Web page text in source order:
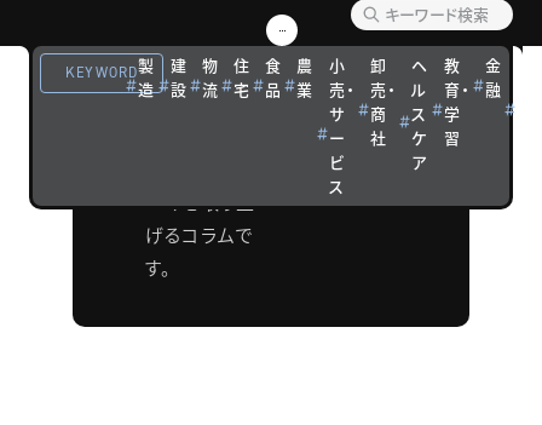
KEYWORD製
造
建
設
物
流
住
宅
食
品
農
業
小
売・
サ
ー
ビ
ス
卸
売・
商
社
ヘ
ル
ス
ケ
ア
教
育・
学
習
金
融
TOPICS
企業経営や市
場（マーケッ
ーマを取り上
げるコラムで
す。